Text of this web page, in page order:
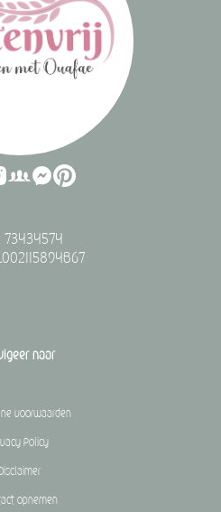
73434574
naar
voorwaarden
Policy
opnemen